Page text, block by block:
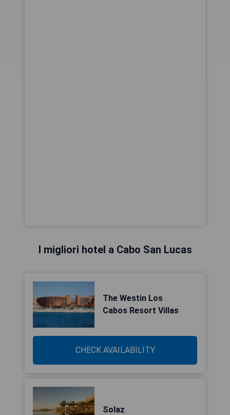
I migliori hotel a Cabo San Lucas
The Westin Los
Cabos Resort Villas
CHECK AVAILABILITY
Solaz